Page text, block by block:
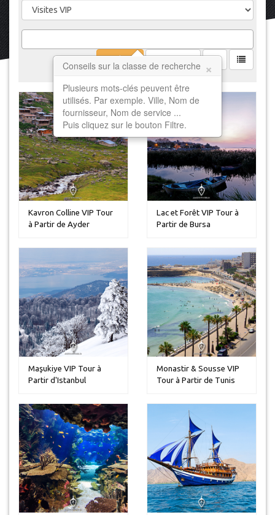
Conseils sur la classe de recherche ×
Plusieurs mots-clés peuvent être
utilisés. Par exemple. Ville, Nom de
fournisseur, Nom de service ...
Puis cliquez sur le bouton Filtre.
Kavron Colline VIP Tour
à Partir de Ayder
Lac et Forêt VIP Tour à
Partir de Bursa
Maşukiye VIP Tour à
Partir d'Istanbul
Monastir & Sousse VIP
Tour à Partir de Tunis